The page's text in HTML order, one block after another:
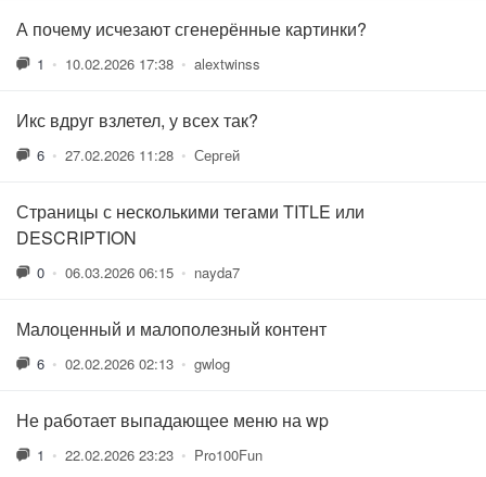
А почему исчезают сгенерённые картинки?
1 • 10.02.2026 17:38 • alextwinss
Икс вдруг взлетел, у всех так?
6 • 27.02.2026 11:28 • Сергей
Страницы с несколькими тегами TITLE или
DESCRIPTION
0 • 06.03.2026 06:15 • nayda7
Малоценный и малополезный контент
6 • 02.02.2026 02:13 • gwlog
Не работает выпадающее меню на wp
1 • 22.02.2026 23:23 • Pro100Fun